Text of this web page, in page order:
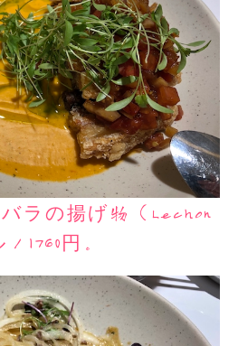
ラの揚げ物（Lechon
1760円。